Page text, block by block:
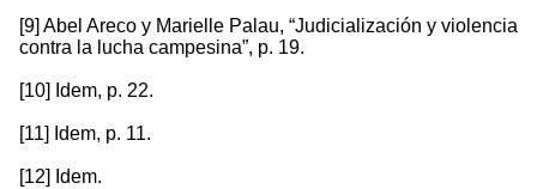
[9] Abel Areco y Marielle Palau, “Judicialización y violencia
contra la lucha campesina”, p. 19.
[10] Idem, p. 22.
[11] Idem, p. 11.
[12] Idem.